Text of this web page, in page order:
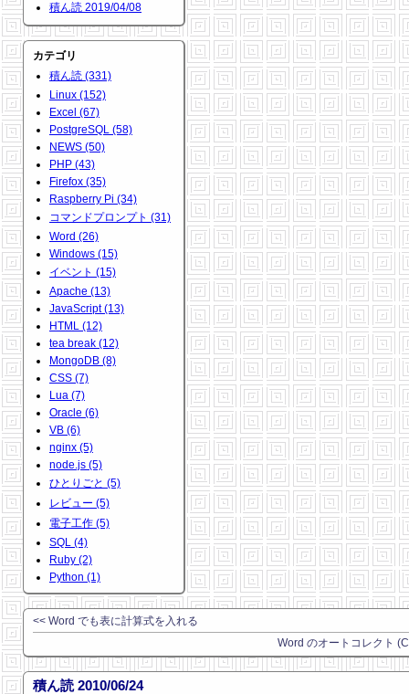
積ん読 2019/04/08
カテゴリ
積ん読 (331)
Linux (152)
Excel (67)
PostgreSQL (58)
NEWS (50)
PHP (43)
Firefox (35)
Raspberry Pi (34)
コマンドプロンプト (31)
Word (26)
Windows (15)
イベント (15)
Apache (13)
JavaScript (13)
HTML (12)
tea break (12)
MongoDB (8)
CSS (7)
Lua (7)
Oracle (6)
VB (6)
nginx (5)
node.js (5)
ひとりごと (5)
レビュー (5)
電子工作 (5)
SQL (4)
Ruby (2)
Python (1)
<< Word でも表に計算式を入れる
Word のオートコレクト
積ん読 2010/06/24